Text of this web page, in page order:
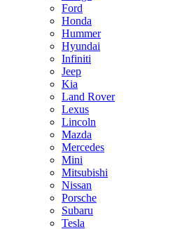
Ford
Honda
Hummer
Hyundai
Infiniti
Jeep
Kia
Land Rover
Lexus
Lincoln
Mazda
Mercedes
Mini
Mitsubishi
Nissan
Porsche
Subaru
Tesla